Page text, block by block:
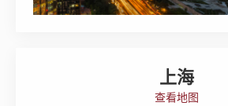
上海
查看地图